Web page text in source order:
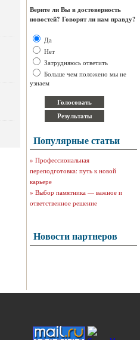
Верите ли Вы в достоверность
новостей? Говорят ли нам правду?
Да
Нет
Затрудняюсь ответить
Больше чем положено мы не
узнаем
Популярные статьи
» Профессиональная
переподготовка: путь к новой
карьере
» Выбор памятника — важное и
ответственное решение
Новости партнеров